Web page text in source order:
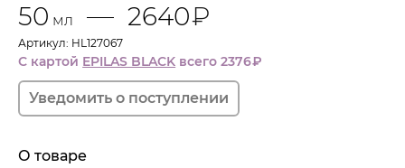
Витамин К (фитонадион)
50 мл 2640₽
Артикул: HL127067
С картой EPILAS BLACK всего 2376₽
О товаре